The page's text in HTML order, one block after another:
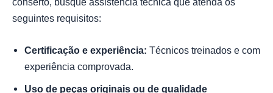
seguintes requisitos:
Certificação e experiência: Técnicos treinados e com
experiência comprovada.
Uso de peças originais ou de qualidade